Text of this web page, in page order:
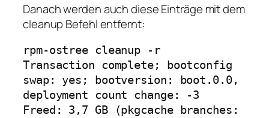
Danach werden auch diese Einträge mit dem
cleanup Befehl entfernt:
rpm-ostree cleanup -r
Transaction complete; bootconfig
swap: yes; bootversion: boot.0.0,
deployment count change: -3
Freed: 3,7 GB (pkgcache branches: